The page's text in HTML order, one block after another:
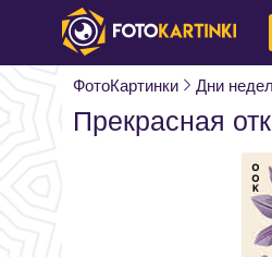
ФотоКартинки Дни
Прекрасная